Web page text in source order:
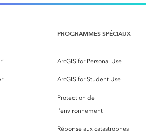
PROGRAMMES SPÉCIAUX
ArcGIS for Personal Use
ArcGIS for Student Use
Protection de
l’environnement
Réponse aux catastrophes